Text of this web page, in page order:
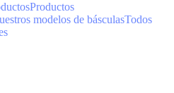
Productos
modelos de básculasTodos